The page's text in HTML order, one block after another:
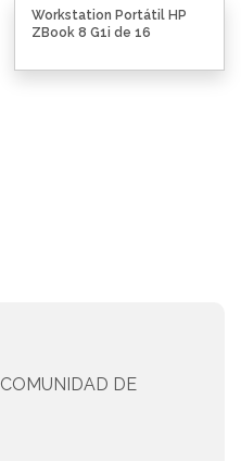
Workstation Portátil HP
ZBook 8 G1i de 16
COMUNIDAD DE